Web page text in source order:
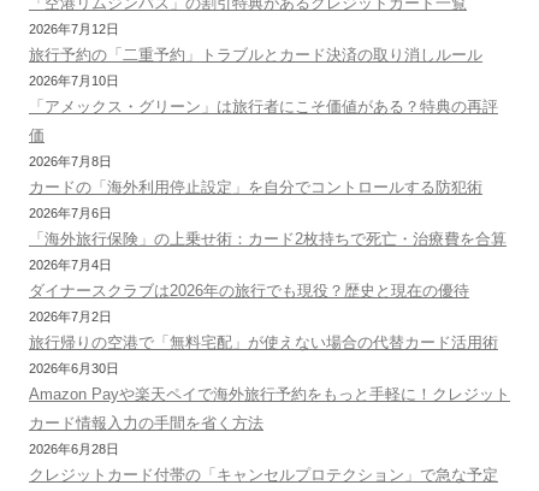
2026年7月12日
旅行予約の「二重予約」トラブルとカード決済の取り消しルール
2026年7月10日
「アメックス・グリーン」は旅行者にこそ価値がある？特典の再評
価
2026年7月8日
カードの「海外利用停止設定」を自分でコントロールする防犯術
2026年7月6日
「海外旅行保険」の上乗せ術：カード2枚持ちで死亡・治療費を合算
2026年7月4日
ダイナースクラブは2026年の旅行でも現役？歴史と現在の優待
2026年7月2日
旅行帰りの空港で「無料宅配」が使えない場合の代替カード活用術
2026年6月30日
Amazon Payや楽天ペイで海外旅行予約をもっと手軽に！クレジット
カード情報入力の手間を省く方法
2026年6月28日
クレジットカード付帯の「キャンセルプロテクション」で急な予定